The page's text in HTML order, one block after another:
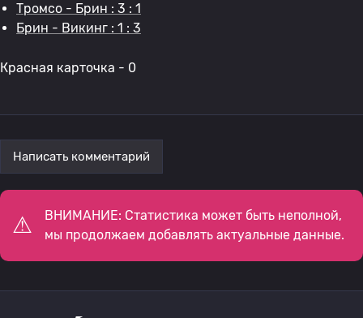
Тромсо - Брин : 3 : 1
Брин - Викинг : 1 : 3
Красная карточка - 0
Написать комментарий
ВНИМАНИЕ: Статистика может быть неполной,
мы продолжаем добавлять актуальные данные.